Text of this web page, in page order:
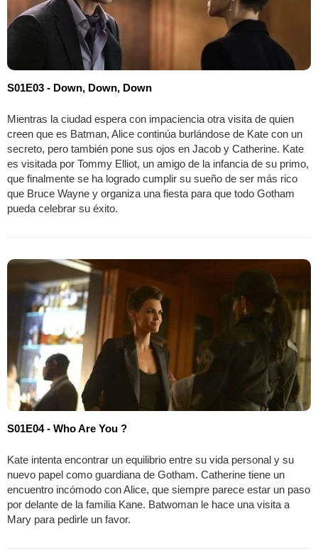
S01E03 - Down, Down, Down
Mientras la ciudad espera con impaciencia otra visita de quien
creen que es Batman, Alice continúa burlándose de Kate con un
secreto, pero también pone sus ojos en Jacob y Catherine. Kate
es visitada por Tommy Elliot, un amigo de la infancia de su primo,
que finalmente se ha logrado cumplir su sueño de ser más rico
que Bruce Wayne y organiza una fiesta para que todo Gotham
pueda celebrar su éxito.
S01E04 - Who Are You ?
Kate intenta encontrar un equilibrio entre su vida personal y su
nuevo papel como guardiana de Gotham. Catherine tiene un
encuentro incómodo con Alice, que siempre parece estar un paso
por delante de la familia Kane. Batwoman le hace una visita a
Mary para pedirle un favor.